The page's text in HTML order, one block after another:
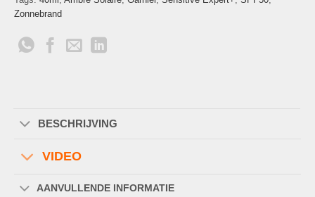
Zonnebrand
BESCHRIJVING
VIDEO
AANVULLENDE INFORMATIE